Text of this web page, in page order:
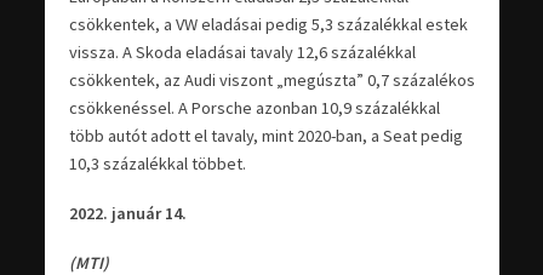
csökkentek, a VW eladásai pedig 5,3 százalékkal estek
vissza. A Skoda eladásai tavaly 12,6 százalékkal
csökkentek, az Audi viszont „megúszta” 0,7 százalékos
csökkenéssel. A Porsche azonban 10,9 százalékkal
több autót adott el tavaly, mint 2020-ban, a Seat pedig
10,3 százalékkal többet.
2022. január 14.
(MTI)